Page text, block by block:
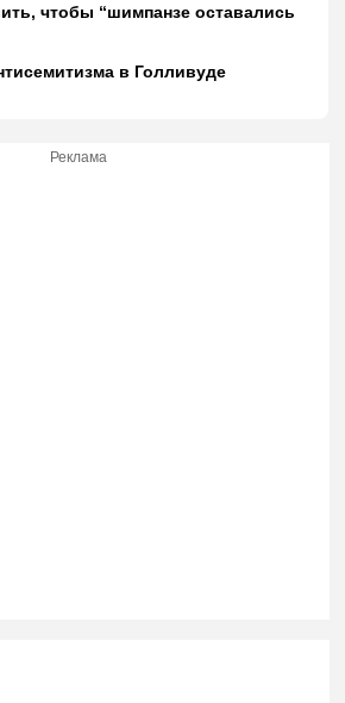
чтобы “шимпанзе оставались
в Голливуде
Реклама